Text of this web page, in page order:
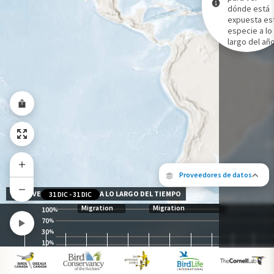
Proveedores de datos
Los siguientes socios contribuyeron
Gama de especies por estación
Gama de verano
Rango de invierno
Rango a lo largo del año
dónde está
expuesta
especie a lo
largo del
100%
70%
30%
10%
Migration Migration
31 DIC -31 DIC
NIVEL DE EXPOSICIÓN A LO LARGO DEL TIEMPO